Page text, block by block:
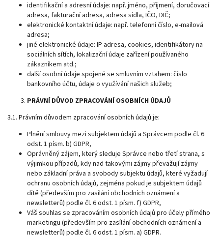
identifikační a adresní údaje: např. jméno, příjmení, doručovací
adresa, fakturační adresa, adresa sídla, IČO, DIČ;
elektronické kontaktní údaje: např. telefonní číslo, e-mailová
adresa;
jiné elektronické údaje: IP adresa, cookies, identifikátory na
sociálních sítích, lokalizační údaje zařízení používaného
zákazníkem atd.;
další osobní údaje spojené se smluvním vztahem: číslo
bankovního účtu, údaje o využívání našich služeb;
PRÁVNÍ DŮVOD ZPRACOVÁNÍ OSOBNÍCH ÚDAJŮ
3.1. Právním důvodem zpracování osobních údajů je:
Plnění smlouvy mezi subjektem údajů a Správcem podle čl. 6
odst. 1 písm. b) GDPR,
Oprávněný zájem, který sleduje Správce nebo třetí strana, s
výjimkou případů, kdy nad takovými zájmy převažují zájmy
nebo základní práva a svobody subjektu údajů, které vyžadují
ochranu osobních údajů, zejména pokud je subjektem údajů
dítě (především pro zasílání obchodních oznámení a
newsletterů) podle čl. 6 odst. 1 písm. f) GDPR,
Váš souhlas se zpracováním osobních údajů pro účely přímého
marketingu (především pro zasílání obchodních oznámení a
newsletterů) podle čl. 6 odst. 1 písm. a) GDPR.